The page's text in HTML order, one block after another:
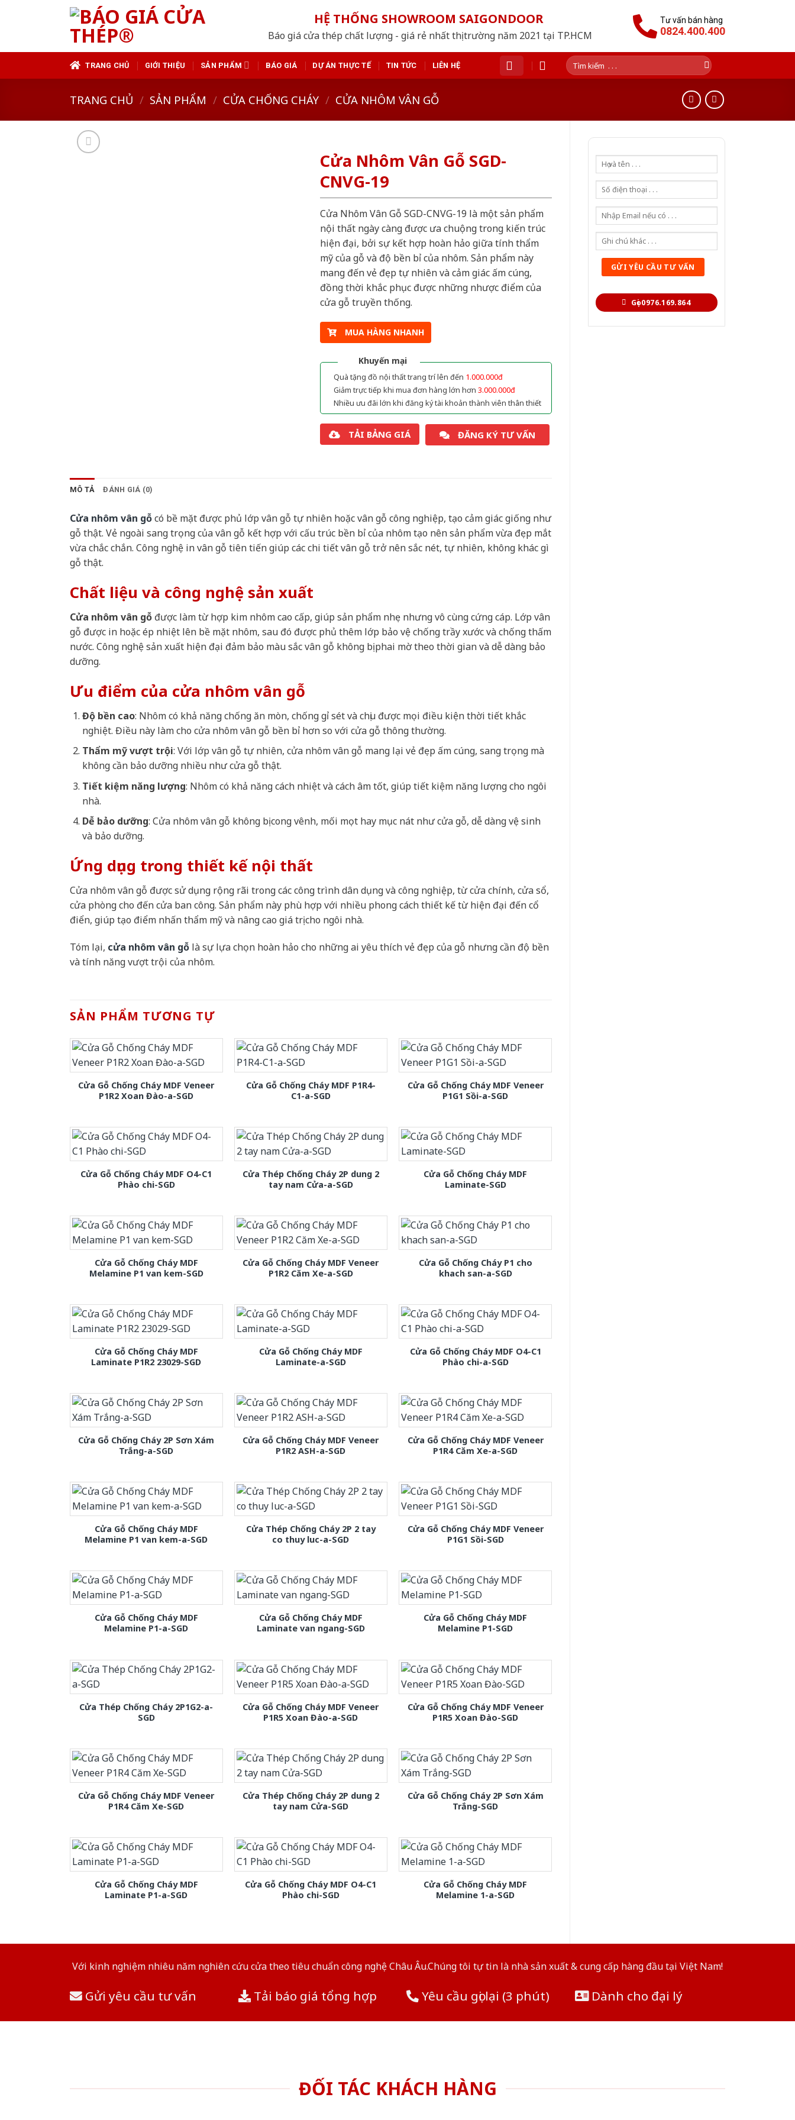
HỆ THỐNG SHOWROOM SAIGONDOOR
Báo giá cửa thép chất lượng - giá rẻ nhất thị trường năm 2021 tại TP.HCM
Tư vấn bán hàng
0824.400.400
TRANG CHỦ GIỚI THIỆU SẢN PHẨM BÁO GIÁ DỰ ÁN THỰC TẾ TIN TỨC LIÊN HỆ
Tìm
kiếm:
TRANG CHỦ / SẢN PHẨM / CỬA CHỐNG CHÁY / CỬA NHÔM VÂN GỖ
Gọi 0976.169.864
Cửa Nhôm Vân Gỗ SGD-
CNVG-19
Cửa Nhôm Vân Gỗ SGD-CNVG-19 là một sản phẩm
nội thất ngày càng được ưa chuộng trong kiến trúc
hiện đại, bởi sự kết hợp hoàn hảo giữa tính thẩm
mỹ của gỗ và độ bền bỉ của nhôm. Sản phẩm này
mang đến vẻ đẹp tự nhiên và cảm giác ấm cúng,
đồng thời khắc phục được những nhược điểm của
cửa gỗ truyền thống.
MUA HÀNG NHANH
Khuyến mại
Quà tặng đồ nội thất trang trí lên đến 1.000.000đ
Giảm trực tiếp khi mua đơn hàng lớn hơn 3.000.000đ
Nhiều ưu đãi lớn khi đăng ký tài khoản thành viên thân thiết
TẢI BẢNG GIÁ ĐĂNG KÝ TƯ VẤN
MÔ TẢ ĐÁNH GIÁ (0)
Cửa nhôm vân gỗcó bề mặt được phủ lớp vân gỗ tự nhiên hoặc vân gỗ công nghiệp, tạo cảm giác giống như
gỗ thật. Vẻ ngoài sang trọng của vân gỗ kết hợp với cấu trúc bền bỉ của nhôm tạo nên sản phẩm vừa đẹp mắt
vừa chắc chắn. Công nghệ in vân gỗ tiên tiến giúp các chi tiết vân gỗ trở nên sắc nét, tự nhiên, không khác gì
gỗ thật.
Chất liệu và công nghệ sản xuất
Cửa nhôm vân gỗ được làm từ hợp kim nhôm cao cấp, giúp sản phẩm nhẹ nhưng vô cùng cứng cáp. Lớp vân
gỗ được in hoặc ép nhiệt lên bề mặt nhôm, sau đó được phủ thêm lớp bảo vệ chống trầy xước và chống thấm
nước. Công nghệ sản xuất hiện đại đảm bảo màu sắc vân gỗ không bị phai mờ theo thời gian và dễ dàng bảo
dưỡng.
Ưu điểm của cửa nhôm vân gỗ
Độ bền cao: Nhôm có khả năng chống ăn mòn, chống gỉ sét và chịu được mọi điều kiện thời tiết khắc
nghiệt. Điều này làm cho cửa nhôm vân gỗ bền bỉ hơn so với cửa gỗ thông thường.
Thẩm mỹ vượt trội: Với lớp vân gỗ tự nhiên, cửa nhôm vân gỗ mang lại vẻ đẹp ấm cúng, sang trọng mà
không cần bảo dưỡng nhiều như cửa gỗ thật.
Tiết kiệm năng lượng: Nhôm có khả năng cách nhiệt và cách âm tốt, giúp tiết kiệm năng lượng cho ngôi
nhà.
Dễ bảo dưỡng: Cửa nhôm vân gỗ không bị cong vênh, mối mọt hay mục nát như cửa gỗ, dễ dàng vệ sinh
và bảo dưỡng.
Ứng dụng trong thiết kế nội thất
Cửa nhôm vân gỗ được sử dụng rộng rãi trong các công trình dân dụng và công nghiệp, từ cửa chính, cửa sổ,
cửa phòng cho đến cửa ban công. Sản phẩm này phù hợp với nhiều phong cách thiết kế từ hiện đại đến cổ
điển, giúp tạo điểm nhấn thẩm mỹ và nâng cao giá trị cho ngôi nhà.
Tóm lại, cửa nhôm vân gỗ là sự lựa chọn hoàn hảo cho những ai yêu thích vẻ đẹp của gỗ nhưng cần độ bền
và tính năng vượt trội của nhôm.
SẢN PHẨM TƯƠNG TỰ
Cửa Gỗ Chống Cháy MDF Veneer
P1R2 Xoan Đào-a-SGD
Cửa Gỗ Chống Cháy MDF P1R4-
C1-a-SGD
Cửa Gỗ Chống Cháy MDF Veneer
P1G1 Sồi-a-SGD
Cửa Gỗ Chống Cháy MDF O4-C1
Phào chi-SGD
Cửa Thép Chống Cháy 2P dung 2
tay nam Cửa-a-SGD
Cửa Gỗ Chống Cháy MDF
Laminate-SGD
Cửa Gỗ Chống Cháy MDF
Melamine P1 van kem-SGD
Cửa Gỗ Chống Cháy MDF Veneer
P1R2 Căm Xe-a-SGD
Cửa Gỗ Chống Cháy P1 cho
khach san-a-SGD
Cửa Gỗ Chống Cháy MDF
Laminate P1R2 23029-SGD
Cửa Gỗ Chống Cháy MDF
Laminate-a-SGD
Cửa Gỗ Chống Cháy MDF O4-C1
Phào chi-a-SGD
Cửa Gỗ Chống Cháy 2P Sơn Xám
Trắng-a-SGD
Cửa Gỗ Chống Cháy MDF Veneer
P1R2 ASH-a-SGD
Cửa Gỗ Chống Cháy MDF Veneer
P1R4 Căm Xe-a-SGD
Cửa Gỗ Chống Cháy MDF
Melamine P1 van kem-a-SGD
Cửa Thép Chống Cháy 2P 2 tay
co thuy luc-a-SGD
Cửa Gỗ Chống Cháy MDF Veneer
P1G1 Sồi-SGD
Cửa Gỗ Chống Cháy MDF
Melamine P1-a-SGD
Cửa Gỗ Chống Cháy MDF
Laminate van ngang-SGD
Cửa Gỗ Chống Cháy MDF
Melamine P1-SGD
Cửa Thép Chống Cháy 2P1G2-a-
SGD
Cửa Gỗ Chống Cháy MDF Veneer
P1R5 Xoan Đào-a-SGD
Cửa Gỗ Chống Cháy MDF Veneer
P1R5 Xoan Đào-SGD
Cửa Gỗ Chống Cháy MDF Veneer
P1R4 Căm Xe-SGD
Cửa Thép Chống Cháy 2P dung 2
tay nam Cửa-SGD
Cửa Gỗ Chống Cháy 2P Sơn Xám
Trắng-SGD
Cửa Gỗ Chống Cháy MDF
Laminate P1-a-SGD
Cửa Gỗ Chống Cháy MDF O4-C1
Phào chi-SGD
Cửa Gỗ Chống Cháy MDF
Melamine 1-a-SGD
Với kinh nghiệm nhiêu năm nghiên cứu cửa theo tiêu chuẩn công nghệ Châu Âu.Chúng tôi tự tin là nhà sản xuất & cung cấp hàng đầu tại Việt Nam!
Gửi yêu cầu tư vấn Tải báo giá tổng hợp Yêu cầu gọi lại (3 phút) Dành cho đại lý
ĐỐI TÁC KHÁCH HÀNG